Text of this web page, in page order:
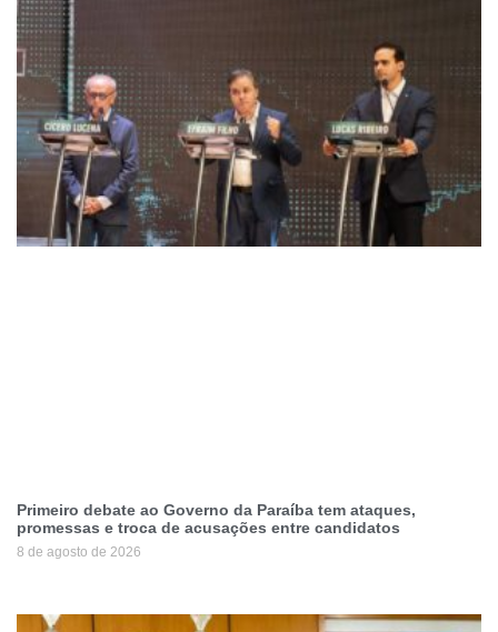
Primeiro debate ao Governo da Paraíba tem ataques,
promessas e troca de acusações entre candidatos
8 de agosto de 2026